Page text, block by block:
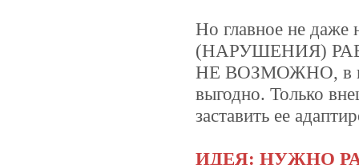
Но главное не
(НАРУШЕНИЯ)
НЕ ВОЗМОЖНО, в
выгодно. Только
заставить ее
ИДЕЯ: НУЖНО